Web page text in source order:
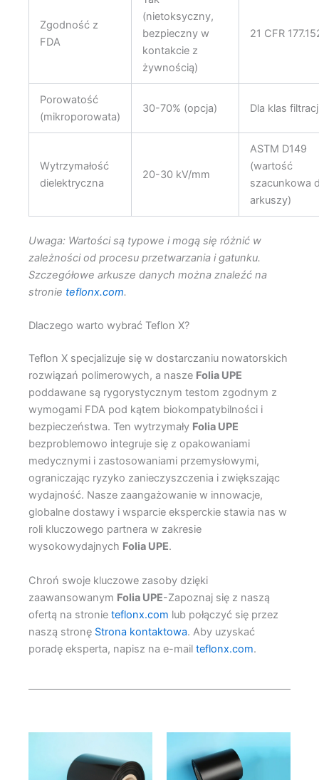
Zgodność z
FDA
(nietoksyczny,
bezpieczny w
kontakcie z
żywnością)
21 CFR
Porowatość
(mikroporowata)
30-70% (opcja) Dla klas
Wytrzymałość
dielektryczna
20-30 kV/mm
ASTM D149
(wartość
szacunkowa
arkuszy)
Uwaga: Wartości są typowe i mogą się różnić w
zależności od procesu przetwarzania i gatunku.
Szczegółowe arkusze danych można znaleźć na
stronie teflonx.com.
Dlaczego warto wybrać Teflon X?
Teflon X specjalizuje się w dostarczaniu nowatorskich
rozwiązań polimerowych, a nasze Folia UPE
poddawane są rygorystycznym testom zgodnym z
wymogami FDA pod kątem biokompatybilności i
bezpieczeństwa. Ten wytrzymały Folia UPE
bezproblemowo integruje się z opakowaniami
medycznymi i zastosowaniami przemysłowymi,
ograniczając ryzyko zanieczyszczenia i zwiększając
wydajność. Nasze zaangażowanie w innowacje,
globalne dostawy i wsparcie eksperckie stawia nas w
roli kluczowego partnera w zakresie
wysokowydajnych Folia UPE.
Chroń swoje kluczowe zasoby dzięki
zaawansowanym Folia UPE-Zapoznaj się z naszą
ofertą na stronie teflonx.com lub połączyć się przez
naszą stronę Strona kontaktowa. Aby uzyskać
poradę eksperta, napisz na e-mail teflonx.com.